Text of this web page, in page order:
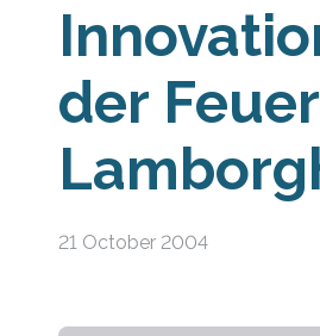
der
21 October 2004